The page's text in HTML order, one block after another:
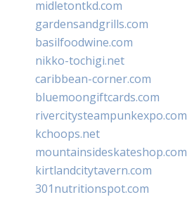
midletontkd.com
gardensandgrills.com
basilfoodwine.com
nikko-tochigi.net
caribbean-corner.com
bluemoongiftcards.com
rivercitysteampunkexpo.com
kchoops.net
mountainsideskateshop.com
kirtlandcitytavern.com
301nutritionspot.com